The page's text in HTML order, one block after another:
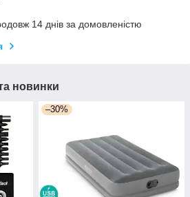
14 днів за домовленістю
новинки
–30%